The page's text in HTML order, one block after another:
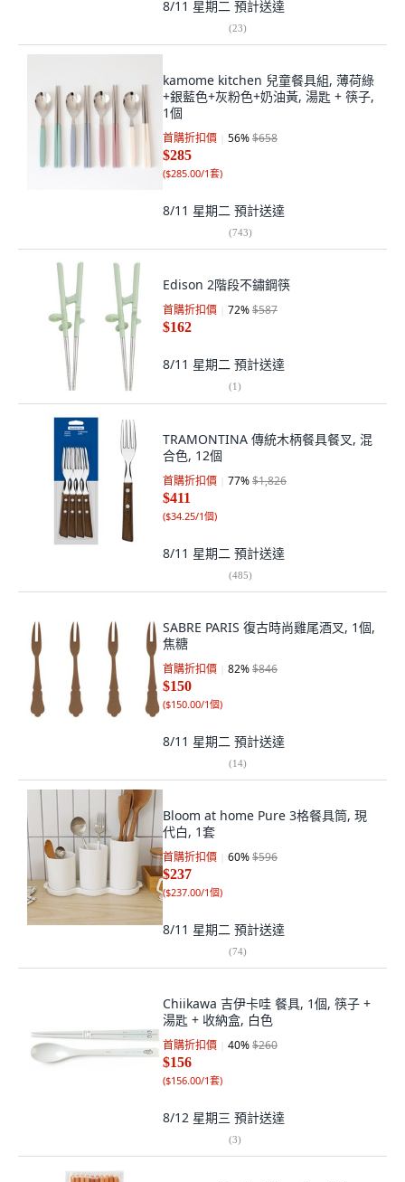
8/11 星期二 預計送達
(23)
kamome kitchen 兒童餐具組, 薄荷綠
+銀藍色+灰粉色+奶油黃, 湯匙 + 筷子,
1個
首購折扣價 56%$658
$285
($285.00/1套)
8/11 星期二 預計送達
(743)
Edison 2階段不鏽鋼筷
首購折扣價 72%$587
$162
8/11 星期二 預計送達
(1)
TRAMONTINA 傳統木柄餐具餐叉, 混
合色, 12個
首購折扣價 77%$1,826
$411
($34.25/1個)
8/11 星期二 預計送達
(485)
SABRE PARIS 復古時尚雞尾酒叉, 1個,
焦糖
首購折扣價 82%$846
$150
($150.00/1個)
8/11 星期二 預計送達
(14)
Bloom at home Pure 3格餐具筒, 現
代白, 1套
首購折扣價 60%$596
$237
($237.00/1個)
8/11 星期二 預計送達
(74)
Chiikawa 吉伊卡哇 餐具, 1個, 筷子 +
湯匙 + 收納盒, 白色
首購折扣價 40%$260
$156
($156.00/1套)
8/12 星期三 預計送達
(3)